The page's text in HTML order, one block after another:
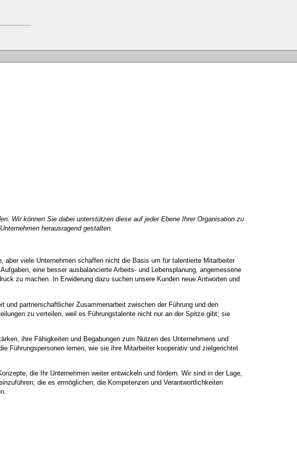
Wir können Sie dabei unterstützen diese auf jeder Ebene Ihrer Organisation zu
herausragend gestalten.
aber viele Unternehmen schaffen nicht die Basis um für talentierte Mitarbeiter
eine besser ausbalancierte Arbeits- und Lebensplanung, angemessene
zu machen. In Erwiderung dazu suchen unsere Kunden neue Antworten und
und partnerschaftlicher Zusammenarbeit zwischen der Führung und den
zu verteilen, weil es Führungstalente nicht nur an der Spitze gibt; sie
ihre Fähigkeiten und Begabungen zum Nutzen des Unternehmens und
Führungspersonen lernen, wie sie ihre Mitarbeiter kooperativ und zielgerichtet
die Ihr Unternehmen weiter entwickeln und fördern. Wir sind in der Lage,
die es ermöglichen, die Kompetenzen und Verantwortlichkeiten